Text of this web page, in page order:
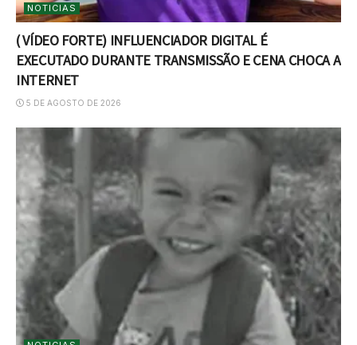
NOTICIAS
( VÍDEO FORTE) INFLUENCIADOR DIGITAL É
EXECUTADO DURANTE TRANSMISSÃO E CENA CHOCA A
INTERNET
5 DE AGOSTO DE 2026